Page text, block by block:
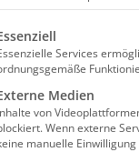
eine Liste der
Services
Medien
von
Wenn externe
manuelle